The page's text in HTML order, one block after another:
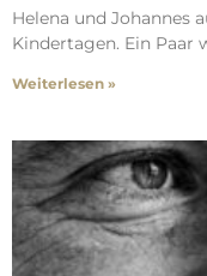
Helena und Johannes
Kindertagen. Ein Paar
Weiterlesen »